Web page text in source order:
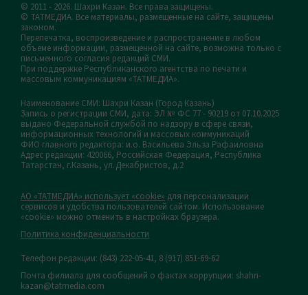
© 2011 - 2026. Шахри Казан. Все права защищены.
© ТАТМЕДИА. Все материалы, размещенные на сайте, защищены
законом.
Перепечатка, воспроизведение и распространение в любом
объеме информации, размещенной на сайте, возможна только с
письменного согласия редакций СМИ.
При поддержке Республиканского агентства по печати и
массовым коммуникациям «ТАТМЕДИА».
Наименование СМИ: Шахри Казан (Город Казань)
Запись о регистрации СМИ, дата: ЭЛ № ФС 77 - 90219 от 07.10.2025
выдано Федеральной службой по надзору в сфере связи,
информационных технологий и массовых коммуникаций
ФИО главного редактора: и.о. Васильева Эльза Рафаиловна
Адрес редакции: 420066, Российская Федерация, Республика
Татарстан, г.Казань, ул.Декабристов, д.2
АО «ТАТМЕДИА» использует «cookie» для персонализации
сервисов и удобства пользователей сайтом. Использование
«cookie» можно отменить в настройках браузера.
Политика конфиденциальности
Телефон редакции: (843) 222-05-41, 8 (917) 851-69-62
Почта филиала для сообщений о фактах коррупции: shahri-
kazan@tatmedia.com